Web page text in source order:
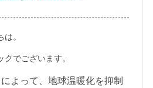
。
でございます。
よって、地球温暖化を抑制